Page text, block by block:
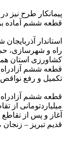
قطعه ششم آماده
استاندار
راه و شهرسازی،
کشاورزی استان
قطعه ششم آزادراه
تکمیل و رفع
قطعه ششم آزادراه
میلیاردتومانی از
آغاز و پس از تقاطع
قدیم تبریز –